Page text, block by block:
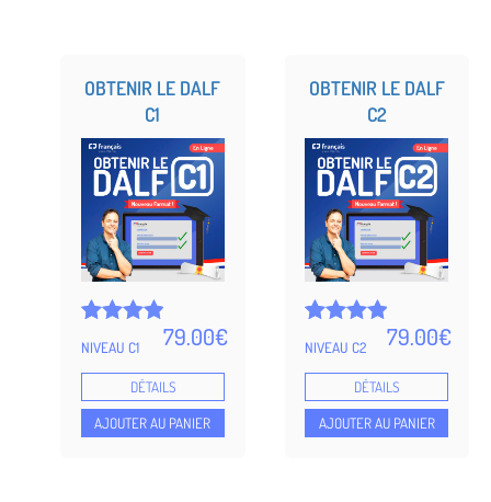
OBTENIR LE DALF
C1
Noté
4.95
sur 5
basé
sur
5
notations
NIVEAU C1 79.00€
DÉTAILS
AJOUTER AU PANIER
OBTENIR LE DALF
C2
Noté
5.00
sur 5
basé
sur
5
notations
NIVEAU C2 79.00€
DÉTAILS
AJOUTER AU PANIER